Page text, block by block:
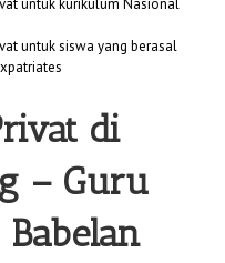
untuk kurikulum Nasional
untuk siswa yang berasal
di
– Guru